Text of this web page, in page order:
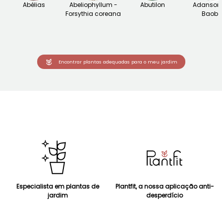
Abélias
Abeliophyllum -
Forsythia coreana
Abutilon
Baobá
Encontrar plantas adequadas para o meu jardim
Especialista em plantas de
jardim
Plantfit, a nossa aplicação anti-
desperdício